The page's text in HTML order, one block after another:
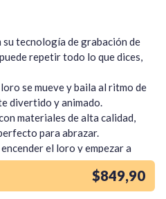
tecnología de grabación de
repetir todo lo que dices,
se mueve y baila al ritmo de
divertido y animado.
materiales de alta calidad,
para abrazar.
el loro y empezar a
$849,90